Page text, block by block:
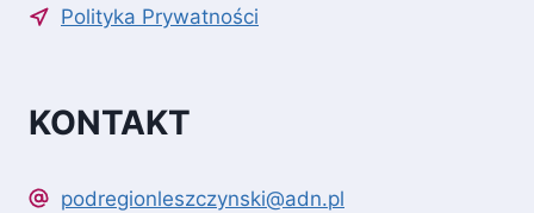
Polityka Prywatności
KONTAKT
podregionleszczynski@adn.pl